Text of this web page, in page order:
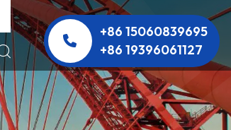
+86 15060839695
+86 19396061127